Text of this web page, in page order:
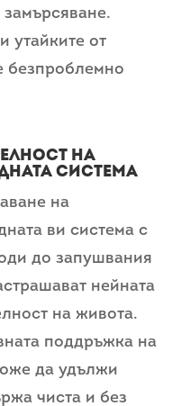
утайките от
безпроблемно
на
система
на
ви система с
до запушвания
нейната
на живота.
поддръжка на
да удължи
чиста и без